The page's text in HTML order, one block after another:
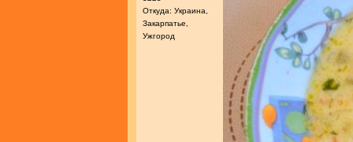
Откуда: Украина,
Закарпатье,
Ужгород